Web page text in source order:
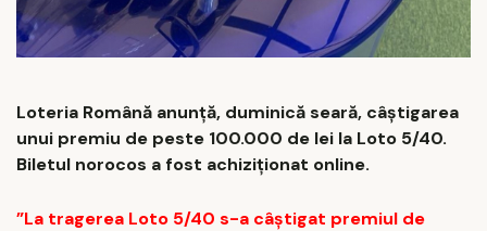
Loteria Română anunță, duminică seară, câștigarea
unui premiu de peste 100.000 de lei la Loto 5/40.
Biletul norocos a fost achiziționat online.
”La tragerea Loto 5/40 s-a câştigat premiul de